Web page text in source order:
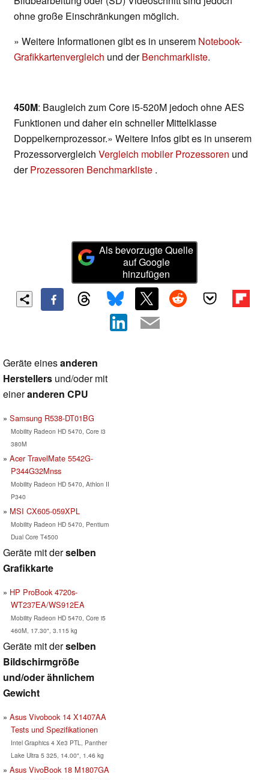
ohne große Einschränkungen möglich.
» Weitere Informationen gibt es in unserem Notebook-
Grafikkartenvergleich und derBenchmarkliste.
450M: Baugleich zum Core i5-520M jedoch ohne AES
Funktionen und daher ein schneller Mittelklasse
Doppelkernprozessor.» Weitere Infos gibt es in unserem
Prozessorvergleich Vergleich mobiler Prozessoren und
derProzessoren Benchmarkliste .
Als bevorzugte Quelle
auf Google
hinzufügen
Geräte einesanderen
Herstellers und/oder mit
eineranderen CPU
Samsung R538-DT01BG
Mobility Radeon HD 5470, Core i3
380M
Acer TravelMate 5542G-
P344G32Mnss
Mobility Radeon HD 5470, Athlon II
P340
MSI CX605-059XPL
Mobility Radeon HD 5470, Pentium
Dual Core T4500
Geräte mit derselben
Grafikkarte
HP ProBook 4720s-
WT237EA/WS912EA
Mobility Radeon HD 5470, Core i5
460M, 17.30", 3.115 kg
Geräte mit derselben
Bildschirmgröße
und/oder ähnlichem
Gewicht
Asus Vivobook 14 X1407AA
Tests und Spezifikationen
Intel Graphics 4 Xe3 PTL, Panther
Lake Ultra 5 325, 14.00", 1.46 kg
Asus VivoBook 18 M1807GA